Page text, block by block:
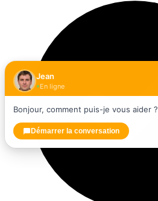
Jean
En ligne
Bonjour, comment puis-je vous aider ?
Démarrer la conversation